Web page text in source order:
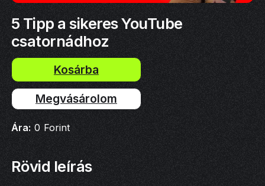
5 Tipp a sikeres YouTube
csatornádhoz
Megvásárolom
Ára: 0 Forint
Rövid leírás